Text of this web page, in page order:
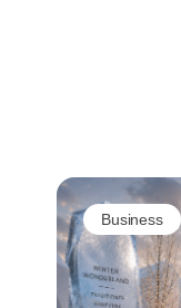
Business